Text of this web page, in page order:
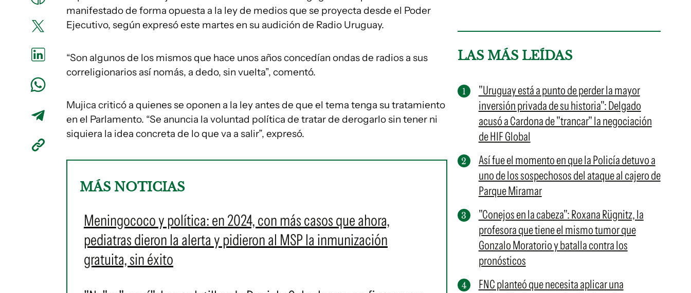
manifestado de forma opuesta a la ley de medios que se proyecta desde el Poder
Ejecutivo, según expresó este martes en su audición de Radio Uruguay.
“Son algunos de los mismos que hace unos años concedían ondas de radios a sus
correligionarios así nomás, a dedo, sin vuelta”, comentó.
Mujica criticó a quienes se oponen a la ley antes de que el tema tenga su tratamiento
en el Parlamento. “Se anuncia la voluntad política de tratar de derogarlo sin tener ni
siquiera la idea concreta de lo que va a salir”, expresó.
MÁS NOTICIAS
Meningococo y política: en 2024, con más casos que ahora,
pediatras dieron la alerta y pidieron al MSP la inmunización
gratuita, sin éxito
LAS MÁS LEÍDAS
"Uruguay está a punto de perder la mayor
inversión privada de su historia": Delgado
acusó a Cardona de "trancar" la negociación
de HIF Global
Así fue el momento en que la Policía detuvo a
uno de los sospechosos del ataque al cajero de
Parque Miramar
"Conejos en la cabeza": Roxana Rügnitz, la
profesora que tiene el mismo tumor que
Gonzalo Moratorio y batalla contra los
pronósticos
FNC planteó que necesita aplicar una